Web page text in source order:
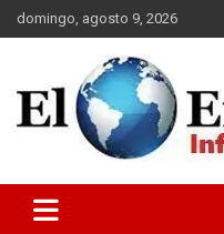
Saltar
al
domingo, agosto 9, 2026